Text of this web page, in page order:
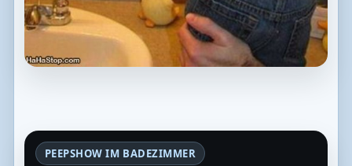
PEEPSHOW IM BADEZIMMER